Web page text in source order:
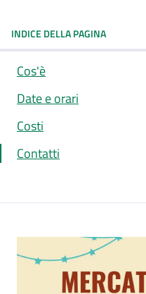
INDICE DELLA PAGINA
Cos'è
Date e orari
Costi
Contatti